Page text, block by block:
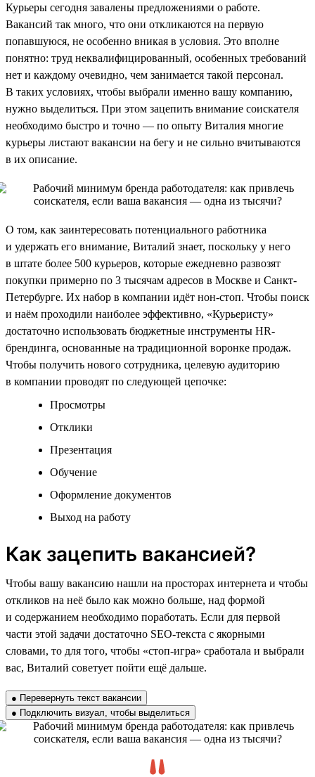
Курьеры сегодня завалены предложениями о работе.
Вакансий так много, что они откликаются на первую
попавшуюся, не особенно вникая в условия. Это вполне
понятно: труд неквалифицированный, особенных требований
нет и каждому очевидно, чем занимается такой персонал.
В таких условиях, чтобы выбрали именно вашу компанию,
нужно выделиться. При этом зацепить внимание соискателя
необходимо быстро и точно — по опыту Виталия многие
курьеры листают вакансии на бегу и не сильно вчитываются
в их описание.
О том, как заинтересовать потенциального работника
и удержать его внимание, Виталий знает, поскольку у него
в штате более 500 курьеров, которые ежедневно развозят
покупки примерно по 3 тысячам адресов в Москве и Санкт-
Петербурге. Их набор в компании идёт нон-стоп. Чтобы поиск
и наём проходили наиболее эффективно, «Курьеристу»
достаточно использовать бюджетные инструменты HR-
брендинга, основанные на традиционной воронке продаж.
Чтобы получить нового сотрудника, целевую аудиторию
в компании проводят по следующей цепочке:
Просмотры
Отклики
Презентация
Обучение
Оформление документов
Выход на работу
Как зацепить вакансией?
Чтобы вашу вакансию нашли на просторах интернета и чтобы
откликов на неё было как можно больше, над формой
и содержанием необходимо поработать. Если для первой
части этой задачи достаточно SEO-текста с якорными
словами, то для того, чтобы «стоп-игра» сработала и выбрали
вас, Виталий советует пойти ещё дальше.
● Перевернуть текст вакансии
● Подключить визуал, чтобы выделиться